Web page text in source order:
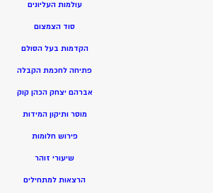
עולמות העליונים
סוד הצמצום
הקדמות בעל הסולם
פתיחה לחכמת הקבלה
אברהם יצחק הכהן קוק
מוסר ותיקון המידות
פירוש חלומות
שיעורי זוהר
הרצאות למתחילים